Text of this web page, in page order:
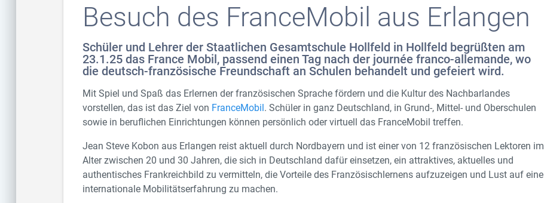
Besuch des FranceMobil aus Erlangen
Schüler und Lehrer der Staatlichen Gesamtschule Hollfeld in Hollfeld begrüßten am
23.1.25 das France Mobil, passend einen Tag nach der journée franco-allemande, wo
die deutsch-französische Freundschaft an Schulen behandelt und gefeiert wird.
Mit Spiel und Spaß das Erlernen der französischen Sprache fördern und die Kultur des Nachbarlandes
vorstellen, das ist das Ziel von FranceMobil. Schüler in ganz Deutschland, in Grund-, Mittel- und Oberschulen
sowie in beruflichen Einrichtungen können persönlich oder virtuell das FranceMobil treffen.
Jean Steve Kobon aus Erlangen reist aktuell durch Nordbayern und ist einer von 12 französischen Lektoren im
Alter zwischen 20 und 30 Jahren, die sich in Deutschland dafür einsetzen, ein attraktives, aktuelles und
authentisches Frankreichbild zu vermitteln, die Vorteile des Französischlernens aufzuzeigen und Lust auf eine
internationale Mobilitätserfahrung zu machen.